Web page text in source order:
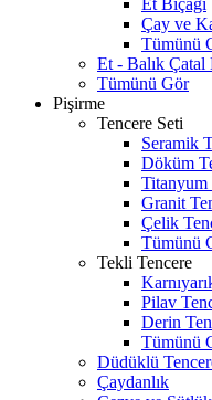
Et Bıçağı
Çay ve
Tümünü
Et - Balık Çatal
Tümünü Gör
Pişirme
Tencere Seti
Seramik
Döküm
Titanyum
Granit
Çelik
Tümünü
Tekli Tencere
Pilav
Derin
Tümünü
Düdüklü
Çaydanlık